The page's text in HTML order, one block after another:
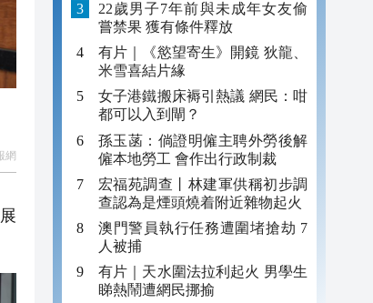
11:03
網
22歲男子7年前與未成年女友偷
嘗禁果 獲有條件釋放
有片｜《慾望寄生》開鏡 狄龍、
米雪喜結片緣
女子港鐵搬床褥引熱議 網民：咁
都可以入到閘？
孫玉菡：倘證明僱主聘外勞後解
僱本地勞工 會作出行政制裁
宏福苑調查丨林建軍供稱初步調
查認為是煙頭燒着附近雜物起火
澳門警員執行任務遭圍堵搶劫 7
人被捕
有片｜天水圍法拉利起火 男學生
睇熱鬧遭網民挪揄